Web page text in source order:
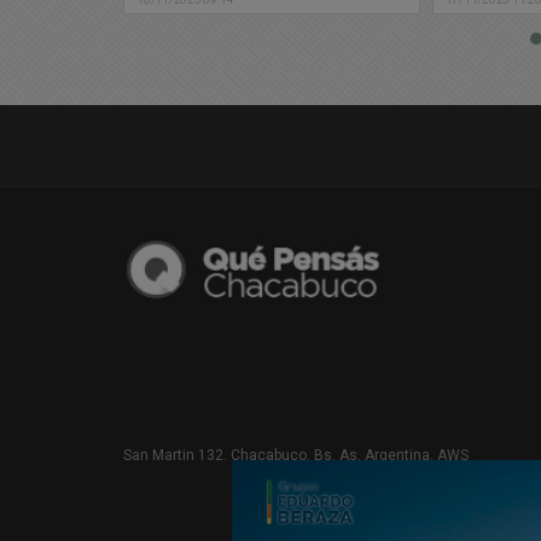
San Martin 132. Chacabuco. Bs. As. Argentina. AWS